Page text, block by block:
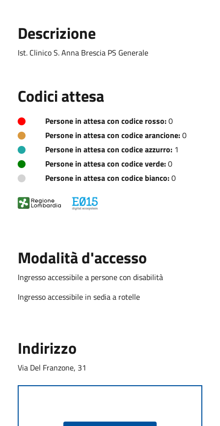
Descrizione
Ist. Clinico S. Anna Brescia PS Generale
Codici attesa
Persone in attesa con codice rosso:0
Persone in attesa con codice arancione:0
Persone in attesa con codice azzurro: 1
Persone in attesa con codice verde:0
Persone in attesa con codice bianco:0
Modalità d'accesso
Ingresso accessibile a persone con disabilità
Ingresso accessibile in sedia a rotelle
Indirizzo
Via Del Franzone, 31